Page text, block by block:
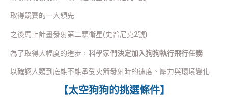
取得競賽的一大領先
之後馬上計畫發射第二顆衛星(史普尼克2號)
為了取得大幅度的進步，科學家們決定加入狗狗執行飛行任務
以確認人類到底能不能承受火箭發射時的速度、壓力與環境變化
【太空狗狗的挑選條件】